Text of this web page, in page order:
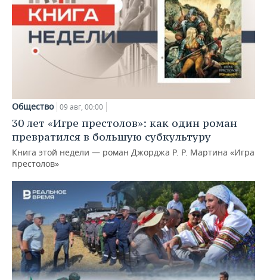
Общество 09 авг, 00:00
30 лет «Игре престолов»: как один роман
превратился в большую субкультуру
Книга этой недели — роман Джорджа Р. Р. Мартина «Игра
престолов»